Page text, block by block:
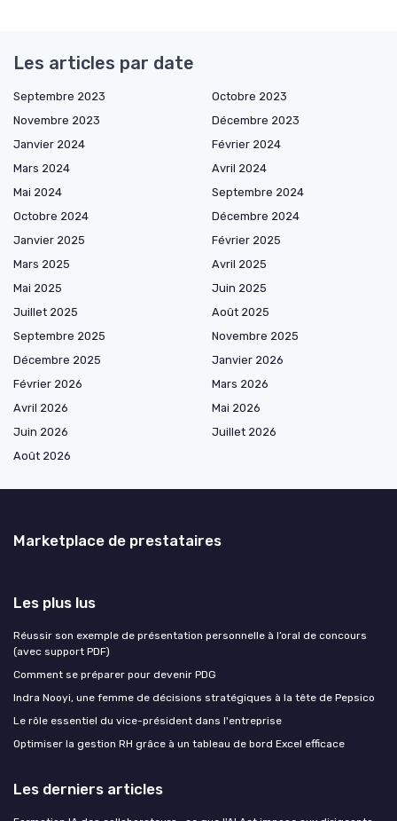
Les articles par date
Septembre 2023
Octobre 2023
Novembre 2023
Décembre 2023
Janvier 2024
Février 2024
Mars 2024
Avril 2024
Mai 2024
Septembre 2024
Octobre 2024
Décembre 2024
Janvier 2025
Février 2025
Mars 2025
Avril 2025
Mai 2025
Juin 2025
Juillet 2025
Août 2025
Septembre 2025
Novembre 2025
Décembre 2025
Janvier 2026
Février 2026
Mars 2026
Avril 2026
Mai 2026
Juin 2026
Juillet 2026
Août 2026
Marketplace de prestataires
Les plus lus
Réussir son exemple de présentation personnelle à l’oral de concours
(avec support PDF)
Comment se préparer pour devenir PDG
Indra Nooyi, une femme de décisions stratégiques à la tête de Pepsico
Le rôle essentiel du vice-président dans l'entreprise
Optimiser la gestion RH grâce à un tableau de bord Excel efficace
Les derniers articles